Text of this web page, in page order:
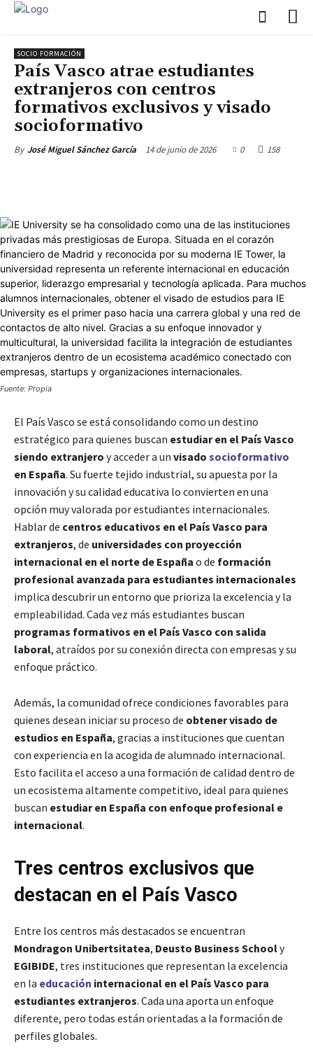
SOCIO FORMACIÓN
País Vasco atrae estudiantes
extranjeros con centros
formativos exclusivos y visado
socioformativo
By José Miguel Sánchez García 14 de junio de 2026 0 158
Fuente: Propia
El País Vasco se está consolidando como un destino
estratégico para quienes buscan estudiar en el País Vasco
siendo extranjero y acceder a un visado socioformativo
en España. Su fuerte tejido industrial, su apuesta por la
innovación y su calidad educativa lo convierten en una
opción muy valorada por estudiantes internacionales.
Hablar de centros educativos en el País Vasco para
extranjeros, de universidades con proyección
internacional en el norte de España o de formación
profesional avanzada para estudiantes internacionales
implica descubrir un entorno que prioriza la excelencia y la
empleabilidad. Cada vez más estudiantes buscan
programas formativos en el País Vasco con salida
laboral, atraídos por su conexión directa con empresas y su
enfoque práctico.
Además, la comunidad ofrece condiciones favorables para
quienes desean iniciar su proceso de obtener visado de
estudios en España, gracias a instituciones que cuentan
con experiencia en la acogida de alumnado internacional.
Esto facilita el acceso a una formación de calidad dentro de
un ecosistema altamente competitivo, ideal para quienes
buscan estudiar en España con enfoque profesional e
internacional.
Tres centros exclusivos que
destacan en el País Vasco
Entre los centros más destacados se encuentran
Mondragon Unibertsitatea, Deusto Business Schooly
EGIBIDE, tres instituciones que representan la excelencia
en la educación internacional en el País Vasco para
estudiantes extranjeros. Cada una aporta un enfoque
diferente, pero todas están orientadas a la formación de
perfiles globales.